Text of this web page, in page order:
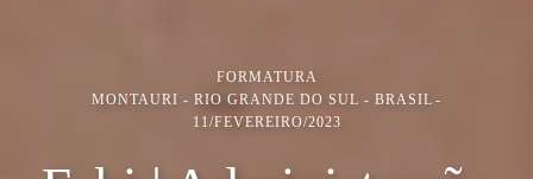
FORMATURA
MONTAURI - RIO GRANDE DO SUL - BRASIL
11/FEVEREIRO/2023